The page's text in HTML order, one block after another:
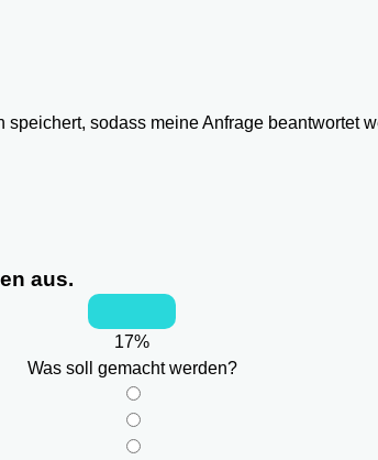
sodass meine Anfrage beantwortet
aus.
17%
Was soll gemacht werden?